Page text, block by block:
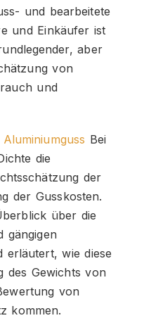
und bearbeitete
und Einkäufer ist
aber
von
und
Bei
die
der
der Gusskosten.
über die
gängigen
erläutert, wie diese
des Gewichts von
von
kommen.